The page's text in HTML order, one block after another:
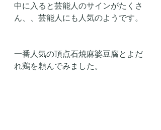
中に入ると芸能人のサインがたくさ
ん、、芸能人にも人気のようです。
一番人気の頂点石焼麻婆豆腐とよだ
れ鶏を頼んでみました。